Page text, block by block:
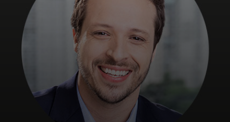
Para innovadores
Noticias y tendencias